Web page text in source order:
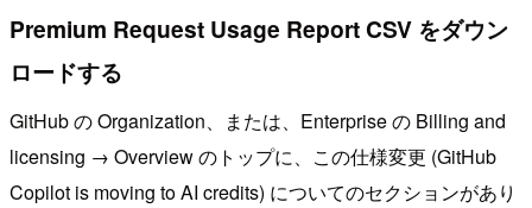
Premium Request Usage Report CSV をダウン
ロードする
GitHub の Organization、または、Enterprise の Billing and
licensing → Overview のトップに、この仕様変更 (GitHub
Copilot is moving to AI credits) についてのセクションがあり